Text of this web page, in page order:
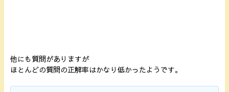
他にも質問がありますが
ほとんどの質問の正解率はかなり低かったようです。